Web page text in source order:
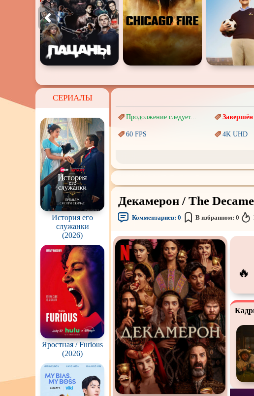
СЕРИАЛЫ
История его
служанки
(2026)
Яростная / Furious
(2026)
Продолжение следует... Завершён
60 FPS 4K UHD
Авангард иСюрреализм Ангелы и
Врачи Гении
Киберпанк Коллекция
Наркотики
ПереводГоблина Перевод
Подростковаяжестокость
Про апокалипсис Про
Про ведьм Про
Про гонки Про
Про животных Про зомби
Про космос
Про любовь
Про оборотней Про
Про роботов
Про
Декамерон / The
Комментариев: 0 В избранном: 0
🔥